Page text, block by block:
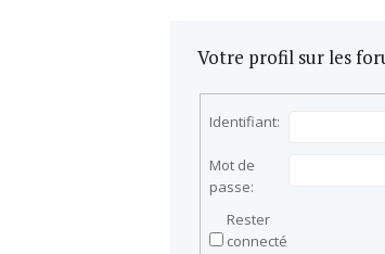
Votre profil sur les
Identifiant:
Mot de
passe:
Rester
connecté